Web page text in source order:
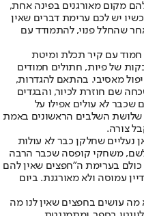
מקום מאורגנים בפינה אחת,
יש לכם ערימת דברים שאין
שהחלל פנוי, להתמודד עם
עם קיר תכלת ומיטת
של פיות, חתולים חמודים
מאסיבי. בהתאם להגדרות,
שם חוזרת לכיור, והבגדים
לא עולים אפילו על
השלבים הראשונים באמת
צורה.
נעליים שחלקן כבר לא עולות
לשם, משחקי קופסה שכבר הרבה
כולם בערימת ה"חפצים שאין להם
עמוסה ולא מאורגנת. ביום
מה עושים בחפצים שאין לנו מה